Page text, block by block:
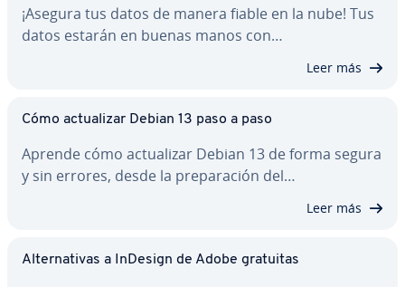
¡Asegura tus datos de manera fiable en la nube! Tus
datos estarán en buenas manos con…
Leer más
Cómo ac­tua­li­zar Debian 13 paso a paso
Aprende cómo ac­tua­li­zar Debian 13 de forma segura
y sin errores, desde la pre­pa­ra­ción del…
Leer más
Al­te­r­na­ti­vas a InDesign de Adobe gratuitas